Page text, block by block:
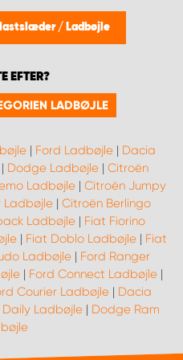
lastslæder / Ladbøjle
EFTER?
LADBØJLE
| Ford Ladbøjle | Dacia
Dodge Ladbøjle| Citroën
Ladbøjle | Citroën Jumpy
Ladbøjle| Citroën Berlingo
Ladbøjle | Fiat Fiorino
| Fiat Doblo Ladbøjle| Fiat
Ladbøjle | Ford Ranger
| Ford Connect Ladbøjle|
Courier Ladbøjle | Dacia
Daily Ladbøjle | Dodge Ram